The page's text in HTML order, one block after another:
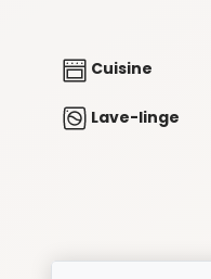
Cuisine
Lave-linge